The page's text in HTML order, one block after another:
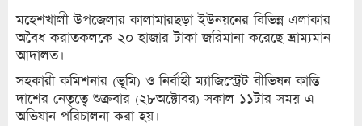
মহেশখালী উপজেলার কালামারছড়া ইউনয়নের বিভিন্ন এলাকার
অবৈধ করাতকলকে ২০ হাজার টাকা জরিমানা করেছে ভ্রাম্যমান
আদালত।
সহকারী কমিশনার (ভূমি) ও নির্বাহী ম্যাজিস্ট্রেট বীভিষন কান্তি
দাশের নেতৃত্বে শুক্রবার (২৮অক্টোবর) সকাল ১১টার সময় এ
অভিযান পরিচালনা করা হয়।